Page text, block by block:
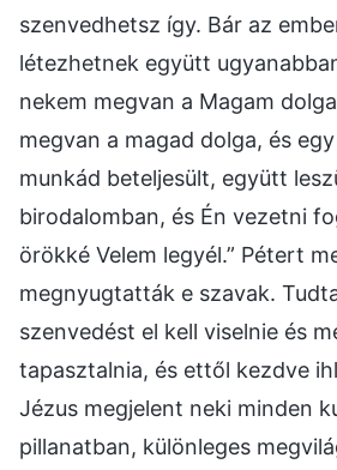
szenvedhetsz így. Bár az
létezhetnek együtt
nekem megvan a Magam
megvan a magad dolga, és
munkád beteljesült, együtt
birodalomban, és Én vezetni
örökké Velem legyél.” Pétert
megnyugtatták e szavak.
szenvedést el kell viselnie és
tapasztalnia, és ettől kezdve
Jézus megjelent neki minden
pillanatban, különleges